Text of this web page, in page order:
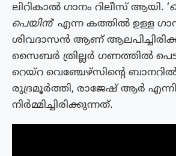
ലിറികാൽ ഗാനം റിലീസ് ആയി. ‘
പെയിൻ‘ എന്ന കത്തിൽ ഉള്ള
ശിവദാസൻ ആണ്
സൈബര്‍ ത്രില്ലര്‍ ഗണത്തില്‍
റെയ്‌റ വെഞ്ചേഴ്‌സിന്റെ
രുദ്രമൂർത്തി, രാജേഷ് ആർ
നിർമ്മിച്ചിരിക്കുന്നത്.